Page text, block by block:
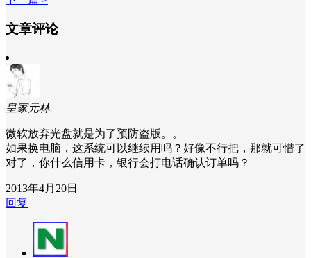
文章评论
皇家元林
微软放弃光盘就是为了预防盗版。。
如果换电脑，这系统可以继续用吗？好像不行把，那就可惜了
对了，你什么信用卡，银行会打电话确认订单吗？
2013年4月20日
回复